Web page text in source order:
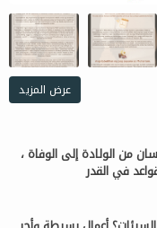
عرض المزيد
من الولادة إلى الوفاة ،
في القدر